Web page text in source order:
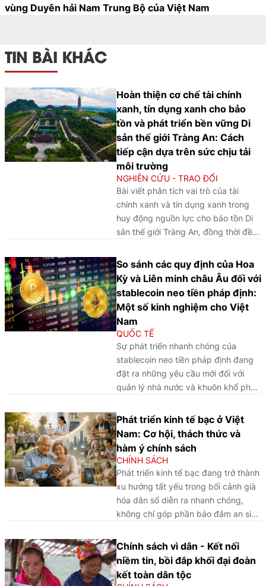
vùng Duyên hải Nam Trung Bộ của Việt Nam
TIN BÀI KHÁC
Hoàn thiện cơ chế tài chính
xanh, tín dụng xanh cho bảo
tồn và phát triển bền vững Di
sản thế giới Tràng An: Cách
tiếp cận dựa trên sức chịu tải
môi trường
NGHIÊN CỨU - TRAO ĐỔI
Bài viết phân tích vai trò của tài
chính xanh và tín dụng xanh trong
huy động nguồn lực cho bảo tồn Di
sản thế giới Tràng An, đồng thời đề
tải môi trường nhằm nâng cao hiệu
quả phát triển bền vững.
So sánh các quy định của Hoa
Kỳ và Liên minh châu Âu đối với
stablecoin neo tiền pháp định:
Một số kinh nghiệm cho Việt
Nam
QUỐC TẾ
Sự phát triển nhanh chóng của
stablecoin neo tiền pháp định đang
đặt ra những yêu cầu mới đối với
quản lý nhà nước và khuôn khổ pháp
kinh nghiệm quốc tế, bài viết làm rõ
các vấn đề pháp lý cốt lõi, đồng thời
đề xuất định hướng hoàn thiện pháp
luật về stablecoin tại Việt Nam.
Phát triển kinh tế bạc ở Việt
Nam: Cơ hội, thách thức và
hàm ý chính sách
CHÍNH SÁCH
Phát triển kinh tế bạc đang trở thành
xu hướng tất yếu trong bối cảnh già
hóa dân số diễn ra nhanh chóng,
không chỉ góp phần bảo đảm an sinh
trưởng mới cho Việt Nam trong thời
gian tới.
Chính sách vì dân - Kết nối
niềm tin, bồi đắp khối đại đoàn
kết toàn dân tộc